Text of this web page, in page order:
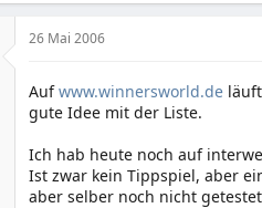
26 Mai 2006
Aufwww.winnersworld.de
gute Idee mit der Liste.
Ich hab heute noch auf
Ist zwar kein Tippspiel, aber
aber selber noch nicht